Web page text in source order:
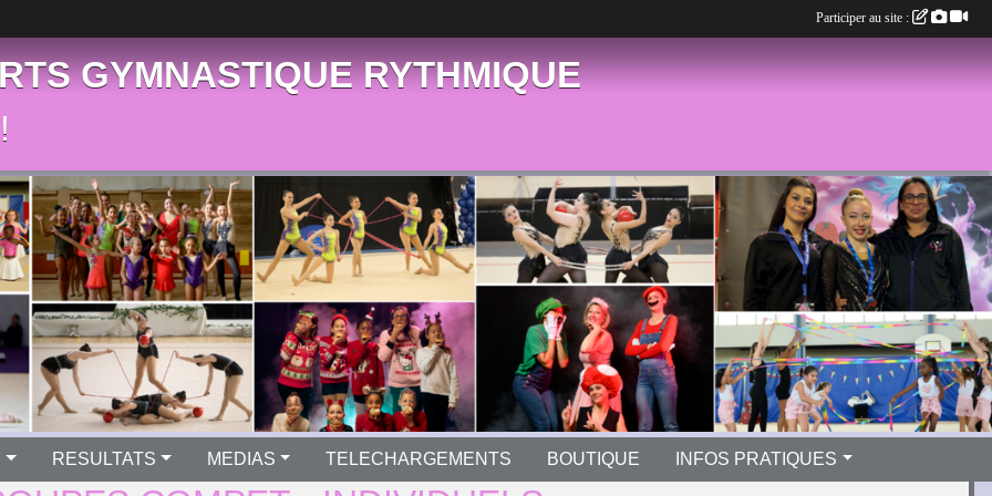
GYMNASTIQUE RYTHMIQUE
RESULTATS MEDIAS TELECHARGEMENTS BOUTIQUE INFOS PRATIQUES
Participer au site :